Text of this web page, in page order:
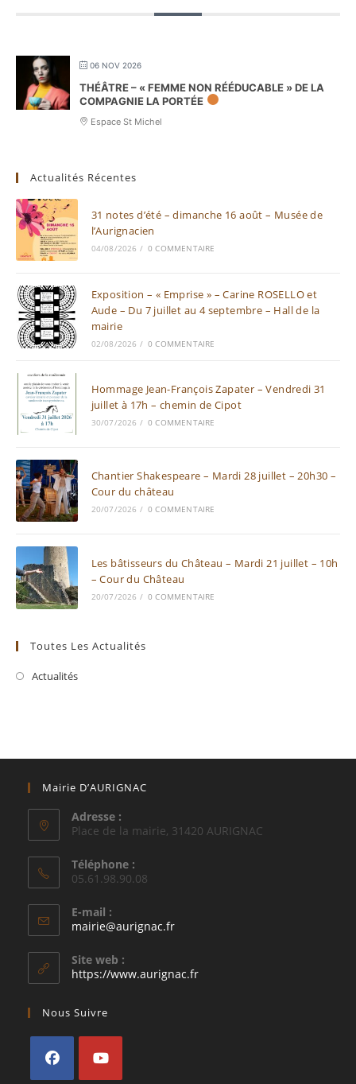
06 NOV 2026
THÉÂTRE – « FEMME NON RÉÉDUCABLE » DE LA
COMPAGNIE LA PORTÉE
Espace St Michel
Actualités Récentes
31 notes d’été – dimanche 16 août – Musée de
l’Aurignacien
04/08/2026 / 0 COMMENTAIRE
Exposition – « Emprise » – Carine ROSELLO et
Aude – Du 7 juillet au 4 septembre – Hall de la
mairie
02/08/2026 / 0 COMMENTAIRE
Hommage Jean-François Zapater – Vendredi 31
juillet à 17h – chemin de Cipot
30/07/2026 / 0 COMMENTAIRE
Chantier Shakespeare – Mardi 28 juillet – 20h30 –
Cour du château
20/07/2026 / 0 COMMENTAIRE
Les bâtisseurs du Château – Mardi 21 juillet – 10h
– Cour du Château
20/07/2026 / 0 COMMENTAIRE
Toutes Les Actualités
Actualités
Mairie D’AURIGNAC
Adresse :
Place de la mairie, 31420 AURIGNAC
Téléphone :
05.61.98.90.08
E-mail :
mairie@aurignac.frS’ouvre
application
Site web :
https://www.aurignac.fr
Nous Suivre